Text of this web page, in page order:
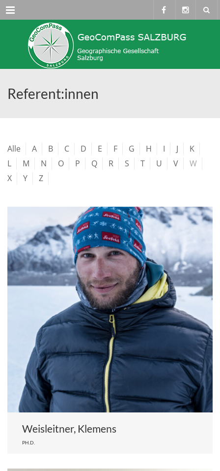
Menü
Referent:innen
Alle A B C D E F G H I J
K
L
M N O P Q R S T U V
W
X
Y Z
Weisleitner, Klemens
PH.D.